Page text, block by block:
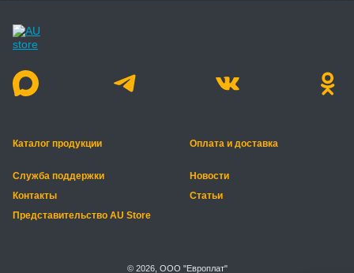
Каталог продукции Оплата и доставка
Служба поддержки
Новости
Контакты
Статьи
Представительство AU Store
© 2026, ООО "Европлат"